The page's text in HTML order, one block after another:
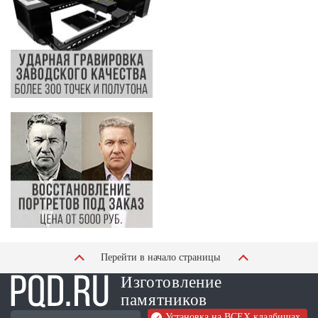
Перейти в начало страницы
Изготовление
памятников